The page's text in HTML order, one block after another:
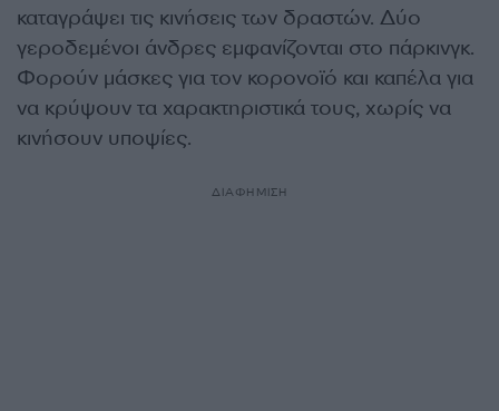
καταγράψει τις κινήσεις των δραστών. Δύο
γεροδεμένοι άνδρες εμφανίζονται στο πάρκινγκ.
Φορούν μάσκες για τον κορονοϊό και καπέλα για
να κρύψουν τα χαρακτηριστικά τους, χωρίς να
κινήσουν υποψίες.
ΔΙΑΦΗΜΙΣΗ